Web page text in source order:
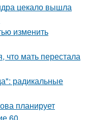
цекало вышла
изменить
мать перестала
радикальные
планирует
60.